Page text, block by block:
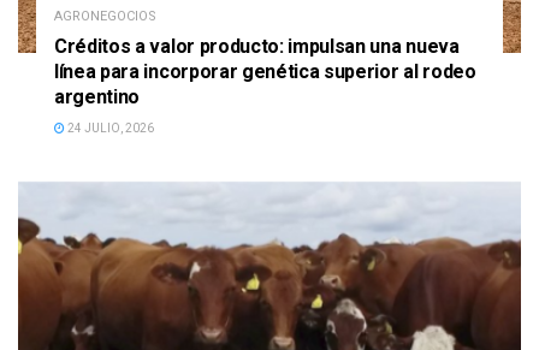
AGRONEGOCIOS
Créditos a valor producto: impulsan una nueva
línea para incorporar genética superior al rodeo
argentino
24 JULIO, 2026